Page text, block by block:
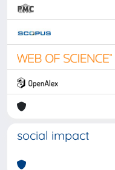
social impact